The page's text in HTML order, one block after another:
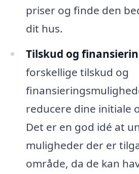
priser og finde den
dit hus.
Tilskud og
forskellige tilskud og
reducere dine initiale
Det er en god idé at
muligheder der er
område, da de kan